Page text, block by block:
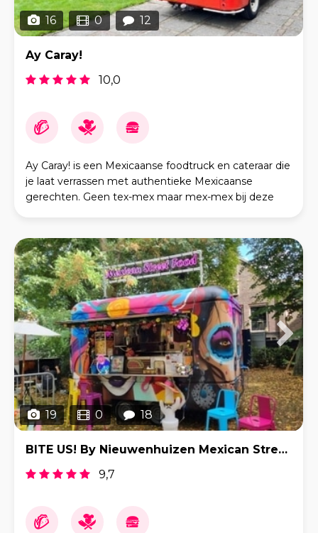
16 0 12
Ay Caray!
10,0
Ay Caray! is een Mexicaanse foodtruck en cateraar die
je laat verrassen met authentieke Mexicaanse
gerechten. Geen tex-mex maar mex-mex bij deze
19 0 18
BITE US! By Nieuwenhuizen Mexican Streetfood & Tapas
9,7